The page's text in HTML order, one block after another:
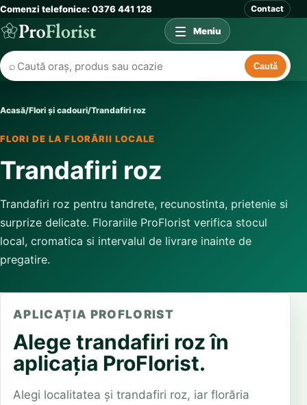
Comenzi telefonice: 0376 441 128 Contact
⌕ Caută
Meniu
Acasă/Flori și cadouri/Trandafiri roz
FLORI DE LA FLORĂRII LOCALE
Trandafiri roz
Trandafiri roz pentru tandrete, recunostinta, prietenie si
surprize delicate. Florariile ProFlorist verifica stocul
local, cromatica si intervalul de livrare inainte de
pregatire.
APLICAȚIA PROFLORIST
Alege trandafiri roz în
aplicația ProFlorist.
Alegi localitatea și trandafiri roz, iar florăria